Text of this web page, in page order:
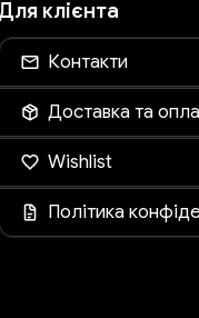
Для клієнта
Контакти
Доставка та
Wishlist
Політика